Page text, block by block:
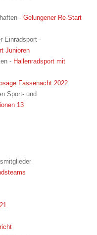
- Gelungener Re-Start
Einradsport -
Junioren
- Hallenradsport mit
Fassenacht 2022
Sport- und
13